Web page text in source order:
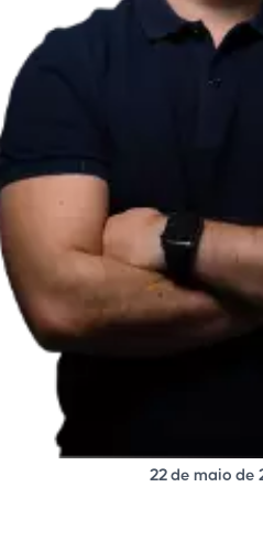
22 de maio de